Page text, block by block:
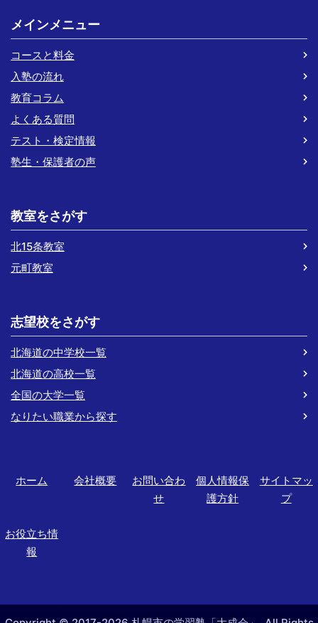
メインメニュー
コースと料金
入塾の流れ
教育コラム
よくある質問
テスト・検定情報
塾生・保護者の声
教室をさがす
北15条教室
元町教室
志望校をさがす
北海道の中学校一覧
北海道の高校一覧
全国の大学一覧
なりたい職業から探す
ホーム 会社概要
お問い合わ
せ
個人情報保
護方針
サイトマッ
プ
お役立ち情
報